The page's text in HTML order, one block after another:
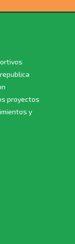
proyectos
y